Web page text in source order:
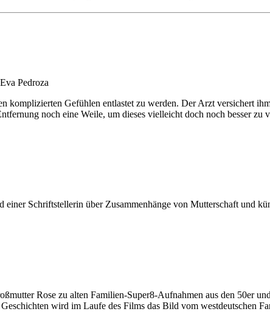
Pedroza
komplizierten Gefühlen entlastet zu werden. Der Arzt versichert
noch eine Weile, um dieses vielleicht doch noch besser zu
Schriftstellerin über Zusammenhänge von Mutterschaft und
Rose zu alten Familien-Super8-Aufnahmen aus den 50er
wird im Laufe des Films das Bild vom westdeutschen